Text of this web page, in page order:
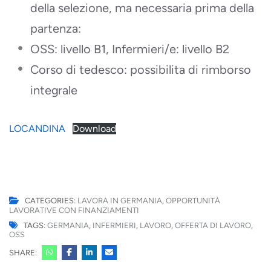
della selezione, ma necessaria prima della
partenza:
OSS: livello B1, Infermieri/e: livello B2
Corso di tedesco: possibilita di rimborso
integrale
LOCANDINA Download
CATEGORIES: LAVORA IN GERMANIA, OPPORTUNITÀ
LAVORATIVE CON FINANZIAMENTI
TAGS: GERMANIA, INFERMIERI, LAVORO, OFFERTA DI LAVORO,
OSS
SHARE: